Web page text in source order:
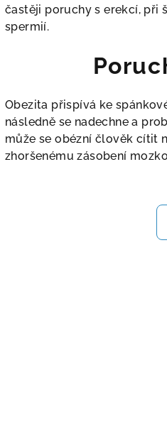
častěji poruchy s erekcí, při
spermií.
Obezita přispívá ke
následně se nadechne a
může se obézní člověk cítit
zhoršenému zásobení